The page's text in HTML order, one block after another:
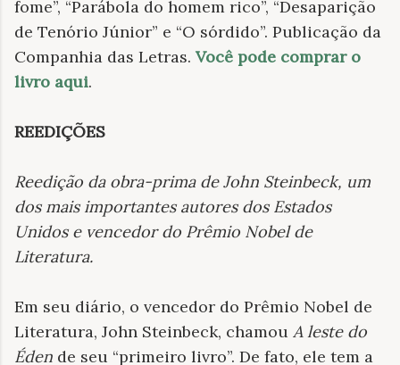
fome”, “Parábola do homem rico”, “Desaparição
de Tenório Júnior” e “O sórdido”. Publicação da
Companhia das Letras. Você pode comprar o
livro aqui.
REEDIÇÕES
Reedição da obra-prima de John Steinbeck, um
dos mais importantes autores dos Estados
Unidos e vencedor do Prêmio Nobel de
Literatura.
Em seu diário, o vencedor do Prêmio Nobel de
Literatura, John Steinbeck, chamou A leste do
Éden de seu “primeiro livro”. De fato, ele tem a